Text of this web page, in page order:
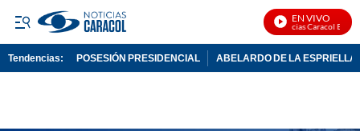
EN VIVO
Noticias Caracol En Vivo
Tendencias: POSESIÓN PRESIDENCIAL ABELARDO DE LA ESPRIELLA